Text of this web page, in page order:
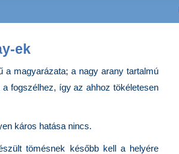
ek
magyarázata; a nagy arany tartalmú
fogszélhez, így az ahhoz tökéletesen
káros hatása nincs.
tömésnek később kell a helyére